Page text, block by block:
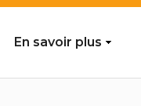
En savoir plus